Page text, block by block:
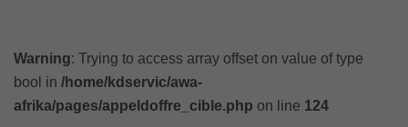
Warning: Trying to access array offset on value of type
bool in /home/kdservic/awa-
afrika/pages/appeldoffre_cible.php on line 124